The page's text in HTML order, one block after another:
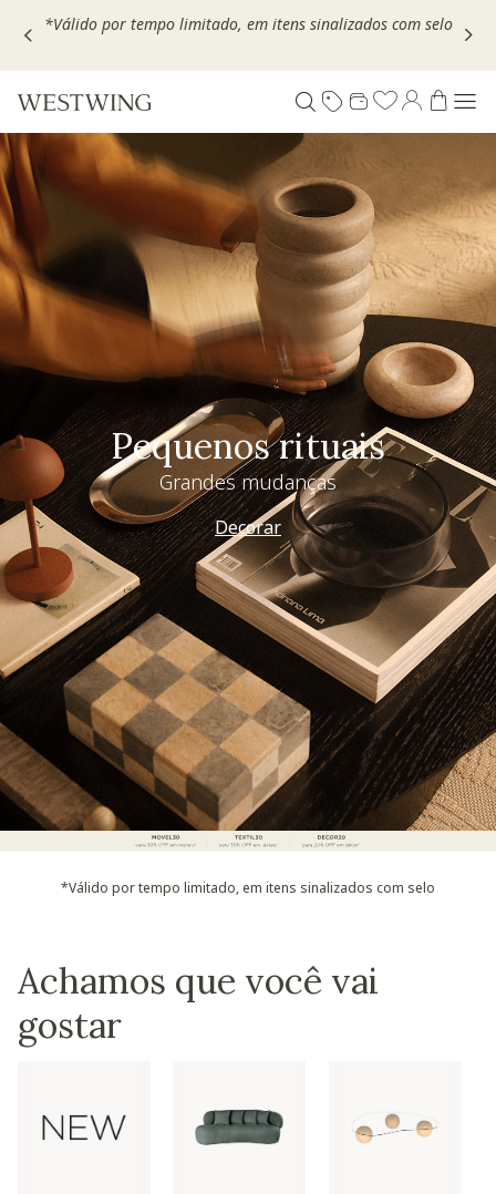
Escolha seu VOUCHER e ganhe até 30% OFF*: useMOVEL30,
Pequenos rituais
Grandes mudanças
Decorar
*Válido por tempo limitado, em itens sinalizados com selo
Achamos que você vai
gostar